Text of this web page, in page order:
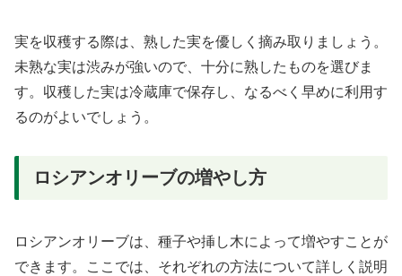
実を収穫する際は、熟した実を優しく摘み取りましょう。
未熟な実は渋みが強いので、十分に熟したものを選びま
す。収穫した実は冷蔵庫で保存し、なるべく早めに利用す
るのがよいでしょう。
ロシアンオリーブの増やし方
ロシアンオリーブは、種子や挿し木によって増やすことが
できます。ここでは、それぞれの方法について詳しく説明